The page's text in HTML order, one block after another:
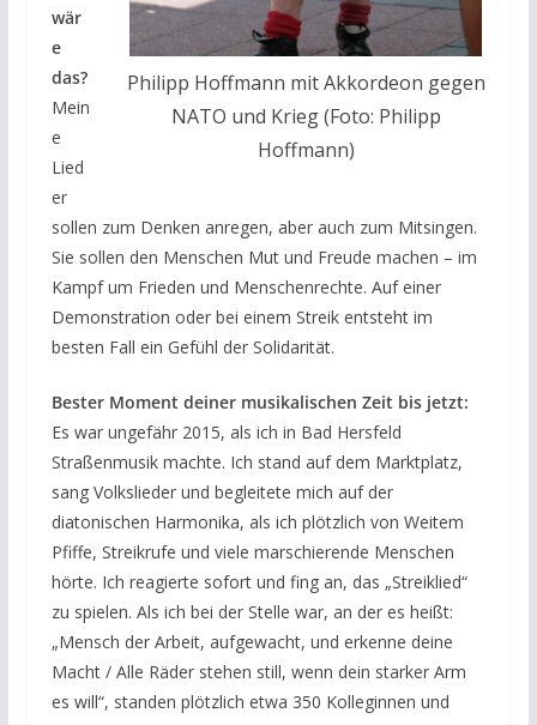
Philipp Hoffmann mit Akkordeon gegen
NATO und Krieg (Foto: Philipp
Hoffmann)
wär
e
das?
Mein
e
Lied
er
sollen zum Denken anregen, aber auch zum Mitsingen.
Sie sollen den Menschen Mut und Freude machen – im
Kampf um Frieden und Menschenrechte. Auf einer
Demonstration oder bei einem Streik entsteht im
besten Fall ein Gefühl der Solidarität.
Bester Moment deiner musikalischen Zeit bis jetzt:
Es war ungefähr 2015, als ich in Bad Hersfeld
Straßenmusik machte. Ich stand auf dem Marktplatz,
sang Volkslieder und begleitete mich auf der
diatonischen Harmonika, als ich plötzlich von Weitem
Pfiffe, Streikrufe und viele marschierende Menschen
hörte. Ich reagierte sofort und fing an, das „Streiklied“
zu spielen. Als ich bei der Stelle war, an der es heißt:
„Mensch der Arbeit, aufgewacht, und erkenne deine
Macht / Alle Räder stehen still, wenn dein starker Arm
es will“, standen plötzlich etwa 350 Kolleginnen und